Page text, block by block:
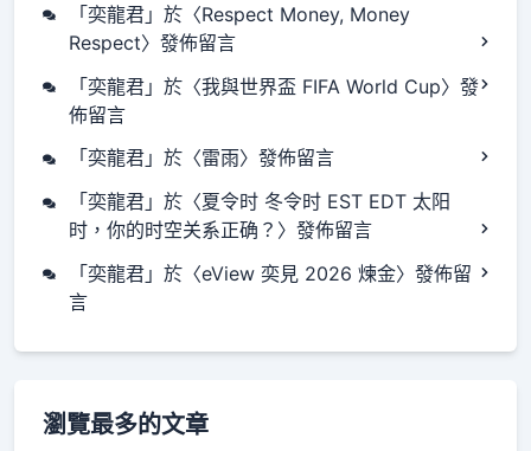
「奕龍君 」於〈Respect Money, Money
Respect〉發佈留言
「奕龍君 」於〈我與世界盃 FIFA World Cup〉發
佈留言
「奕龍君 」於〈雷雨〉發佈留言
「奕龍君 」於〈夏令时 冬令时 EST EDT 太阳
时，你的时空关系正确？ 〉發佈留言
「奕龍君 」於〈eView 奕見 2026 煉金〉發佈留
言
瀏覽最多的文章